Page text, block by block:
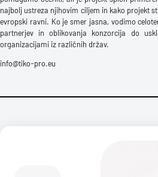
najbolj ustreza njihovim ciljem in kako projekt
evropski ravni. Ko je smer jasna, vodimo
partnerjev in oblikovanja konzorcija do
organizacijami iz različnih držav.
info@tiko-pro.eu